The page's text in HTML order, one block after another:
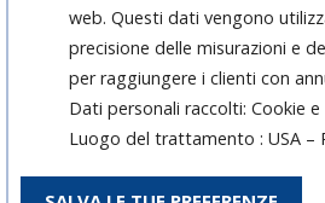
web. Questi dati vengono
precisione delle misurazioni e
per raggiungere i clienti con
Dati personali raccolti: Cookie
Luogo del trattamento : USA –